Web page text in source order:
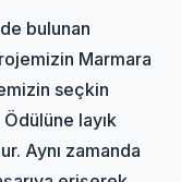
bulunan
Marmara
seçkin
layık
Aynı zamanda